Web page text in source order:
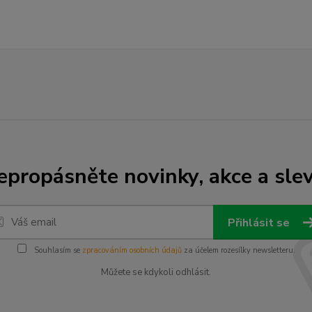
novinky, akce a
Přihlásit se
Souhlasím se zpracováním osobních údajůza účelem rozesílky newsletteru.
Můžete se kdykoli odhlásit.